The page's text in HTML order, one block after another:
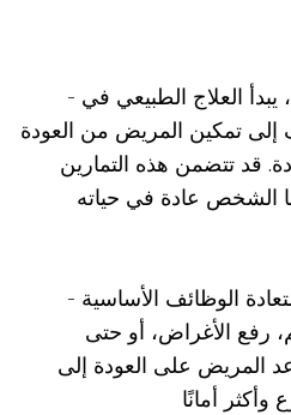
- بعد تحسين القوة والمرونة، يبدأ العلاج الطبيعي في
إلى تمكين المريض من العودة
قد تتضمن هذه التمارين
الشخص عادة في حياته
- هذه التمارين تهدف إلى استعادة الوظائف الأساسية
رفع الأغراض، أو حتى
المريض على العودة إلى
أمانًا